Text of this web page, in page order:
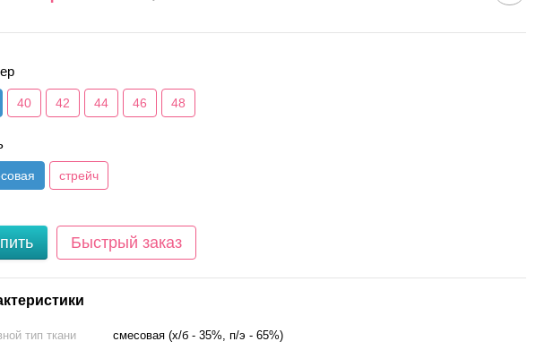
40 42 44 46 48
стрейч
Быстрый заказ
тип ткани
смесовая (х/б - 35%, п/э - 65%)